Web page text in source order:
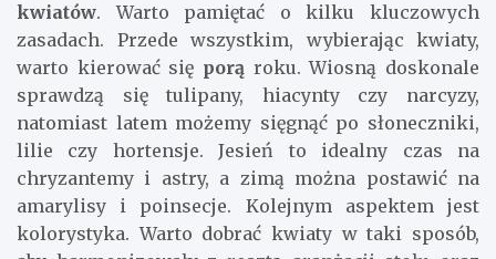
kwiatów. Warto pamiętać o kilku kluczowych
zasadach. Przede wszystkim, wybierając kwiaty,
warto kierować się porą roku. Wiosną doskonale
sprawdzą się tulipany, hiacynty czy narcyzy,
natomiast latem możemy sięgnąć po słoneczniki,
lilie czy hortensje. Jesień to idealny czas na
chryzantemy i astry, a zimą można postawić na
amarylisy i poinsecje. Kolejnym aspektem jest
kolorystyka. Warto dobrać kwiaty w taki sposób,